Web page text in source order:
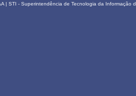
| STI - Superintendência de Tecnologia da